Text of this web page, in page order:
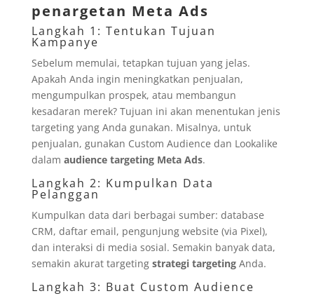
penargetan Meta Ads
Langkah 1: Tentukan Tujuan
Kampanye
Sebelum memulai, tetapkan tujuan yang jelas.
Apakah Anda ingin meningkatkan penjualan,
mengumpulkan prospek, atau membangun
kesadaran merek? Tujuan ini akan menentukan jenis
targeting yang Anda gunakan. Misalnya, untuk
penjualan, gunakan Custom Audience dan Lookalike
dalam audience targeting Meta Ads.
Langkah 2: Kumpulkan Data
Pelanggan
Kumpulkan data dari berbagai sumber: database
CRM, daftar email, pengunjung website (via Pixel),
dan interaksi di media sosial. Semakin banyak data,
semakin akurat targeting strategi targetingAnda.
Langkah 3: Buat Custom Audience